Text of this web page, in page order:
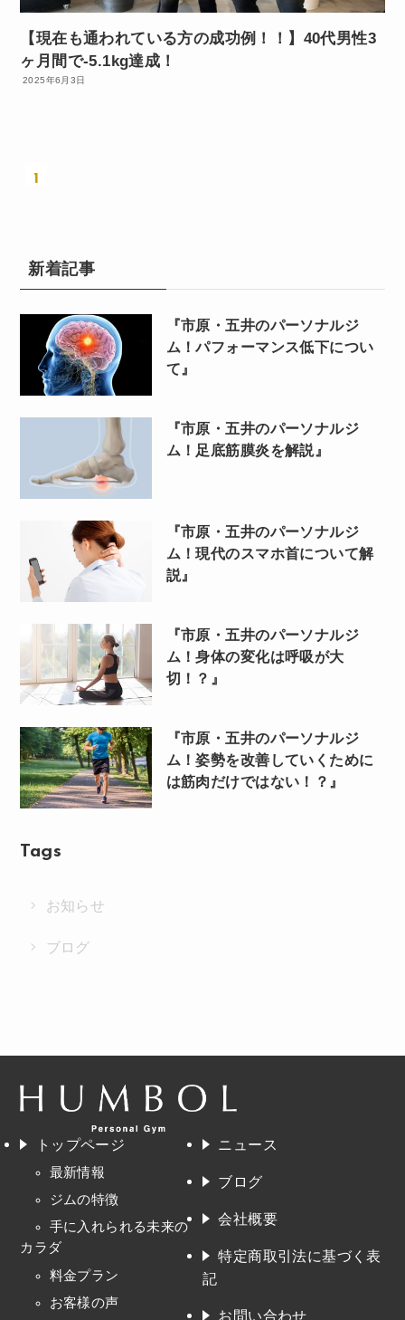
【現在も通われている方の成功例！！】40代男性3
ヶ月間で-5.1kg達成！
2025年6月3日
1
新着記事
『市原・五井のパーソナルジ
ム！パフォーマンス低下につい
て』
『市原・五井のパーソナルジ
ム！足底筋膜炎を解説』
『市原・五井のパーソナルジ
ム！現代のスマホ首について解
説』
『市原・五井のパーソナルジ
ム！身体の変化は呼吸が大
切！？』
『市原・五井のパーソナルジ
ム！姿勢を改善していくために
は筋肉だけではない！？』
Tags
お知らせ
ブログ
トップページ
最新情報
ジムの特徴
手に入れられる未来の
カラダ
料金プラン
お客様の声
ニュース
ブログ
会社概要
特定商取引法に基づく表
記
お問い合わせ